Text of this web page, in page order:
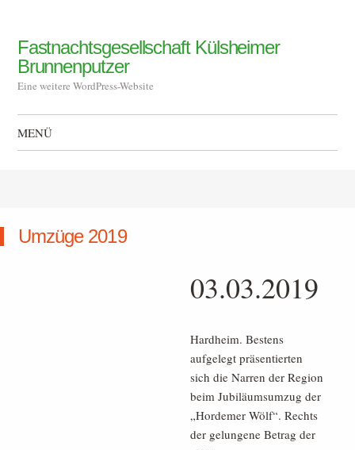
Fastnachtsgesellschaft Külsheimer
Brunnenputzer
Eine weitere WordPress-Website
MENÜ
Umzüge 2019
03.03.2019
Hardheim. Bestens
aufgelegt präsentierten
sich die Narren der Region
beim Jubiläumsumzug der
„Hordemer Wölf“. Rechts
der gelungene Betrag der